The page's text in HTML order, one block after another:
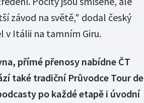
závod na světě," dodal český
v Itálii na tamním Giru.
přímé přenosy nabídne ČT
také tradiční Průvodce Tour de
po každé etapě i úvodní